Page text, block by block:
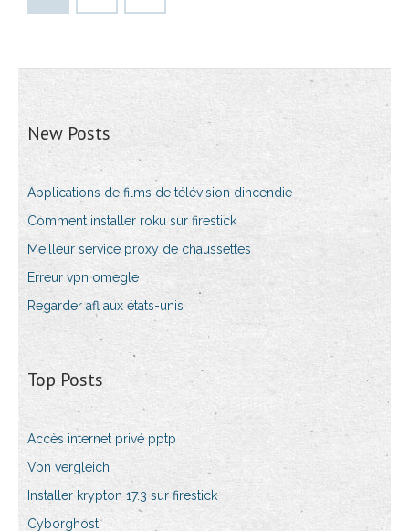
New Posts
Applications de films de télévision dincendie
Comment installer roku sur firestick
Meilleur service proxy de chaussettes
Erreur vpn omegle
Regarder afl aux états-unis
Top Posts
Accès internet privé pptp
Vpn vergleich
Installer krypton 17.3 sur firestick
Cyborghost